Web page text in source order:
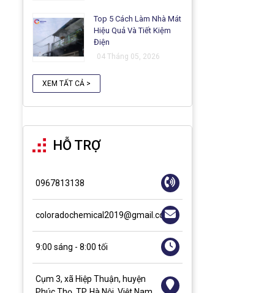
Top 5 Cách Làm Nhà Mát
Hiệu Quả Và Tiết Kiệm
Điện
04 Tháng 05, 2026
XEM TẤT CẢ >
HỖ TRỢ
0967813138
coloradochemical2019@gmail.com
9:00 sáng - 8:00 tối
Cụm 3, xã Hiệp Thuận, huyện